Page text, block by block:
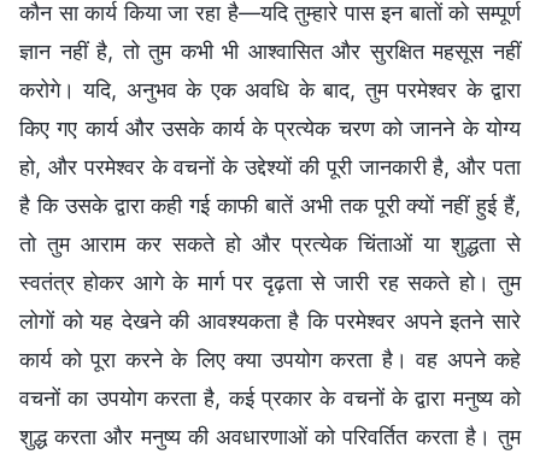
कौन सा कार्य किया जा रहा है—यदि तुम्हारे पास इन बातों को सम्पूर्ण
ज्ञान नहीं है, तो तुम कभी भी आश्वासित और सुरक्षित महसूस नहीं
करोगे। यदि, अनुभव के एक अवधि के बाद, तुम परमेश्वर के द्वारा
किए गए कार्य और उसके कार्य के प्रत्येक चरण को जानने के योग्य
हो, और परमेश्वर के वचनों के उद्देश्यों की पूरी जानकारी है, और पता
है कि उसके द्वारा कही गई काफी बातें अभी तक पूरी क्यों नहीं हुई हैं,
तो तुम आराम कर सकते हो और प्रत्येक चिंताओं या शुद्धता से
स्वतंत्र होकर आगे के मार्ग पर दृढ़ता से जारी रह सकते हो। तुम
लोगों को यह देखने की आवश्यकता है कि परमेश्वर अपने इतने सारे
कार्य को पूरा करने के लिए क्या उपयोग करता है। वह अपने कहे
वचनों का उपयोग करता है, कई प्रकार के वचनों के द्वारा मनुष्य को
शुद्ध करता और मनुष्य की अवधारणाओं को परिवर्तित करता है। तुम